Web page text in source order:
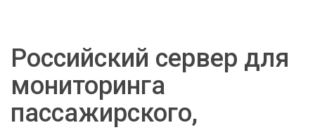
Российский сервер для
мониторинга
пассажирского,